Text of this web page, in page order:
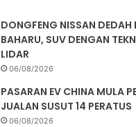
DONGFENG NISSAN DEDAH
BAHARU, SUV DENGAN
LIDAR
06/08/2026
PASARAN EV CHINA MULA
JUALAN SUSUT 14 PERATUS
06/08/2026